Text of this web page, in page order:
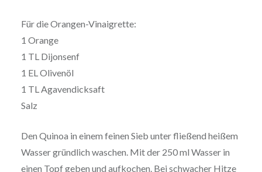
Für die Orangen-Vinaigrette:
1 Orange
1 TL Dijonsenf
1 EL Olivenöl
1 TL Agavendicksaft
Salz
Den Quinoa in einem feinen Sieb unter fließend heißem
Wasser gründlich waschen. Mit der 250 ml Wasser in
einen Topf geben und aufkochen. Bei schwacher Hitze